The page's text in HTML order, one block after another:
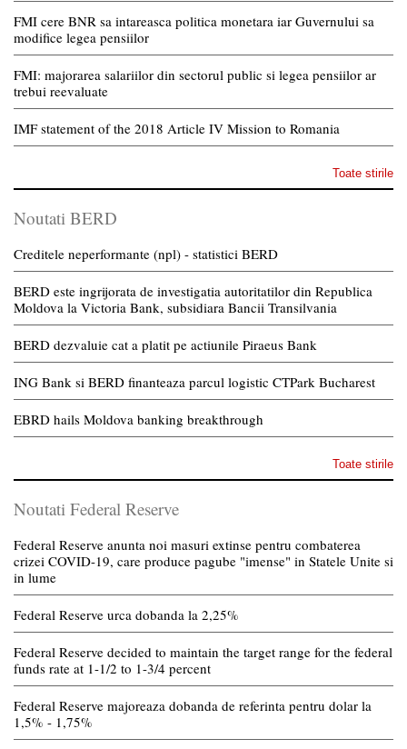
FMI cere BNR sa intareasca politica monetara iar Guvernului sa
modifice legea pensiilor
FMI: majorarea salariilor din sectorul public si legea pensiilor ar
trebui reevaluate
IMF statement of the 2018 Article IV Mission to Romania
Toate stirile
Noutati BERD
Creditele neperformante (npl) - statistici BERD
BERD este ingrijorata de investigatia autoritatilor din Republica
Moldova la Victoria Bank, subsidiara Bancii Transilvania
BERD dezvaluie cat a platit pe actiunile Piraeus Bank
ING Bank si BERD finanteaza parcul logistic CTPark Bucharest
EBRD hails Moldova banking breakthrough
Toate stirile
Noutati Federal Reserve
Federal Reserve anunta noi masuri extinse pentru combaterea
crizei COVID-19, care produce pagube "imense" in Statele Unite si
in lume
Federal Reserve urca dobanda la 2,25%
Federal Reserve decided to maintain the target range for the federal
funds rate at 1-1/2 to 1-3/4 percent
Federal Reserve majoreaza dobanda de referinta pentru dolar la
1,5% - 1,75%